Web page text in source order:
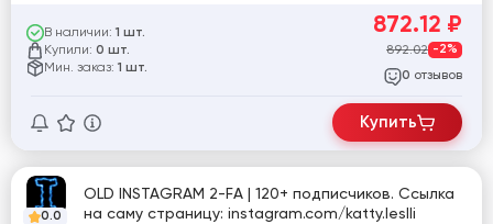
В наличии: 1 шт.
Купили: 0 шт.
Мин. заказ: 1 шт.
872.12 ₽
892.02 -2%
0 отзывов
Купить
0.0
OLD INSTAGRAM 2-FA | 120+ подписчиков. Ссылка
на саму страницу: instagram.com/katty.leslli